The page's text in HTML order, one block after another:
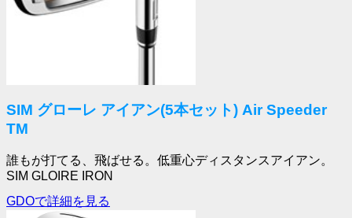
SIM グローレ アイアン(5本セット) Air Speeder
TM
誰もが打てる、飛ばせる。低重心ディスタンスアイアン。
SIM GLOIRE IRON
GDOで詳細を見る